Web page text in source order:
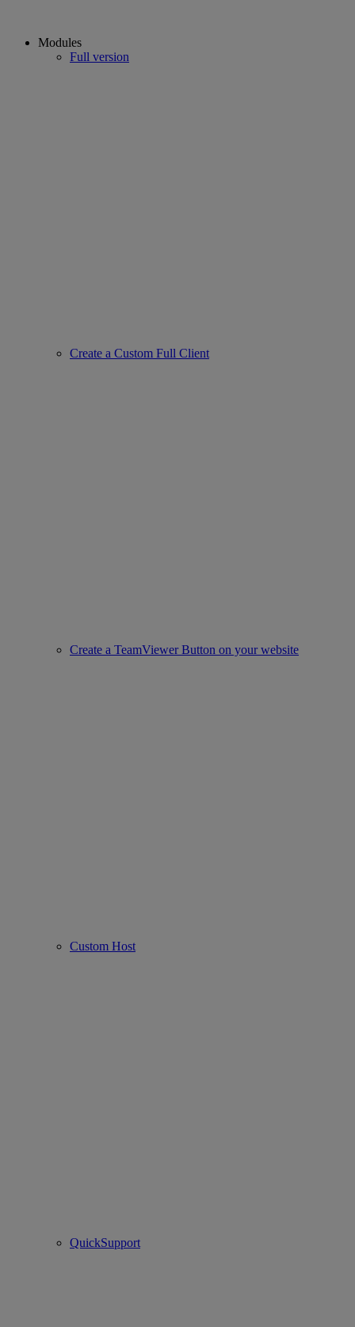
Modules
Full version
Create a Custom Full Client
Create a TeamViewer Button on your website
Custom Host
QuickSupport